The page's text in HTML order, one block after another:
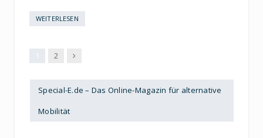
WEITERLESEN
2 Next
Special-E.de – Das Online-Magazin für alternative
Mobilität